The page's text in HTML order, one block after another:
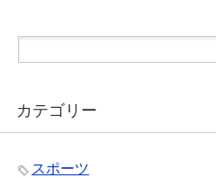
カテゴリー
スポーツ